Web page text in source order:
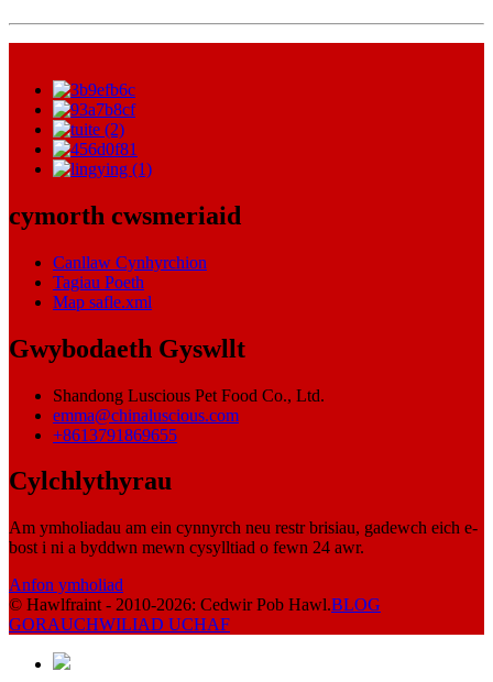
cymorth cwsmeriaid
Canllaw Cynhyrchion
Tagiau Poeth
Map safle.xml
Gwybodaeth Gyswllt
Shandong Luscious Pet Food Co., Ltd.
emma@chinaluscious.com
+8613791869655
Cylchlythyrau
Am ymholiadau am ein cynnyrch neu restr brisiau, gadewch eich e-
bost i ni a byddwn mewn cysylltiad o fewn 24 awr.
Anfon ymholiad
© Hawlfraint - 2010-2026: Cedwir Pob Hawl.BLOG
GORAUCHWILIAD UCHAF